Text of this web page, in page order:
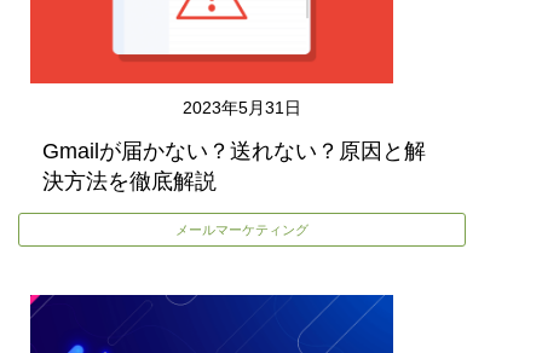
2023年5月31日
Gmailが届かない？送れない？原因と解
決方法を徹底解説
メールマーケティング